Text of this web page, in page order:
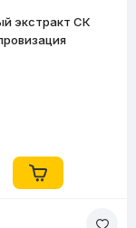
экстракт СК